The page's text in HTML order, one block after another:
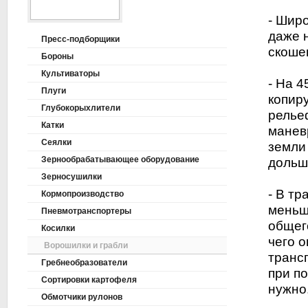
-
даже
- На
земли
- В
чего
при
Пресс-подборщики
Бороны
Культиваторы
Плуги
Глубокорыхлители
Катки
Сеялки
Зернообрабатывающее оборудование
Зерносушилки
Кормопроизводство
Пневмотранспортеры
Косилки
Ворошилки и грабли
Гребнеобразователи
Сортировки картофеля
Обмотчики рулонов